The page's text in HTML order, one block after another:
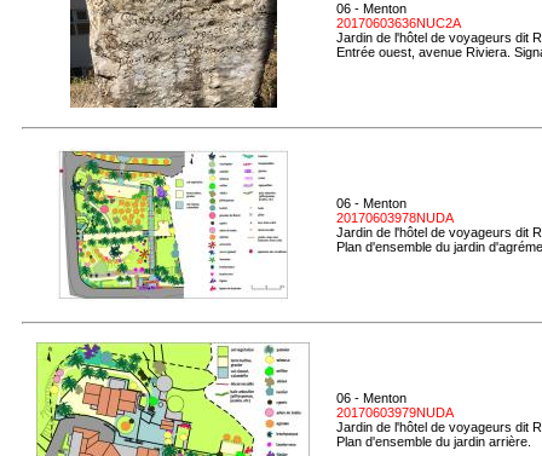
06 - Menton
20170603636NUC2A
Jardin de l'hôtel de voyageurs dit
Entrée ouest, avenue Riviera.
06 - Menton
20170603978NUDA
Jardin de l'hôtel de voyageurs dit
Plan d'ensemble du jardin
06 - Menton
20170603979NUDA
Jardin de l'hôtel de voyageurs dit
Plan d'ensemble du jardin arrière.